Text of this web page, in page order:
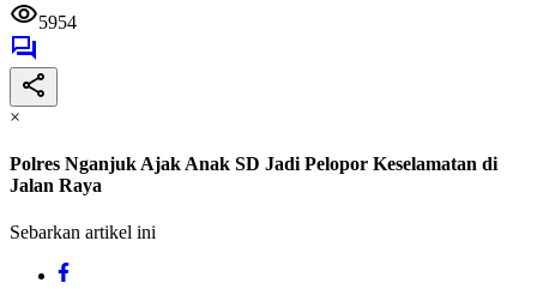
5954
×
Polres Nganjuk Ajak Anak SD Jadi Pelopor Keselamatan di
Jalan Raya
Sebarkan artikel ini